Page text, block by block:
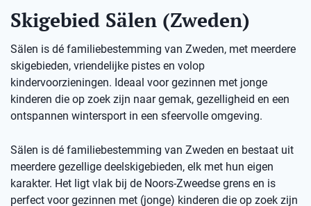
Skigebied Sälen (Zweden)
Sälen is dé familiebestemming van Zweden, met meerdere
skigebieden, vriendelijke pistes en volop
kindervoorzieningen. Ideaal voor gezinnen met jonge
kinderen die op zoek zijn naar gemak, gezelligheid en een
ontspannen wintersport in een sfeervolle omgeving.
Sälen is dé familiebestemming van Zweden en bestaat uit
meerdere gezellige deelskigebieden, elk met hun eigen
karakter. Het ligt vlak bij de Noors-Zweedse grens en is
perfect voor gezinnen met (jonge) kinderen die op zoek zijn